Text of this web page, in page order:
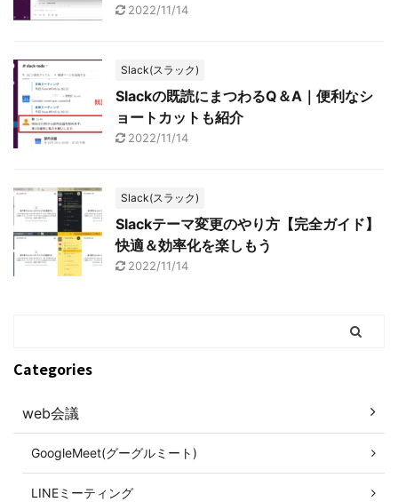
2022/11/14
Slack(スラック)
Slackの既読にまつわるQ＆A｜便利なシ
ョートカットも紹介
2022/11/14
Slack(スラック)
Slackテーマ変更のやり方【完全ガイド】
快適＆効率化を楽しもう
2022/11/14
Categories
web会議
GoogleMeet(グーグルミート)
LINEミーティング